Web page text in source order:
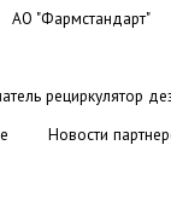
АО "Фармстандарт"
рециркулятор
Новости